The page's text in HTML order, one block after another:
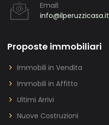
Email:
info@ilperuzzicasa.it
Proposte immobiliari
Immobili in Vendita
Immobili in Affitto
Ultimi Arrivi
Nuove Costruzioni